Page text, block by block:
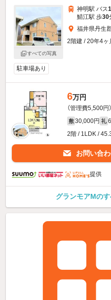
すべての写真
神明駅 バス
鯖江駅 歩30
福井県丹生
2階建 / 20年4ヶ
駐車場あり
6万円
（管理費5,500円）
敷 30,000円 礼
2階 / 1LDK /
お問い合
提供
グランモアMの